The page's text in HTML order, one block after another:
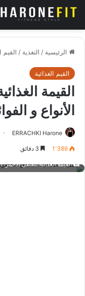
الرئيسية / التغذية / القيم
القيم الغذائية
القيمة
الأنواع و
ERRACHKI Harone
1٬389
القيمة الغذائية للفلفل الأحمر،